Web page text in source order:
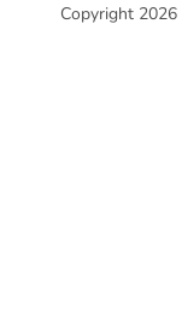
Copyright 2026